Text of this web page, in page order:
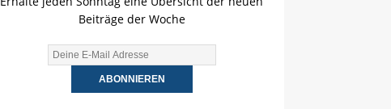
Beiträge der Woche